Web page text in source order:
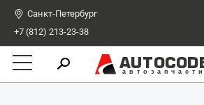
Санкт-Петербург
+7 (812) 213-23-38
автозапчасти